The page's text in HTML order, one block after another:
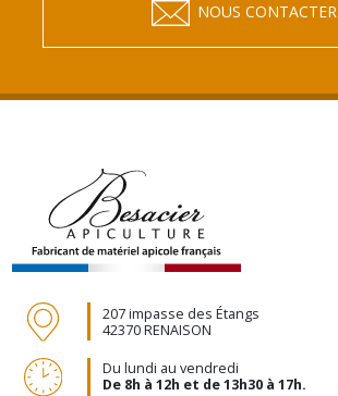
NOUS CONTACTER
207 impasse des Étangs
42370 RENAISON
Du lundi au vendredi
De 8h à 12h et de 13h30 à 17h.